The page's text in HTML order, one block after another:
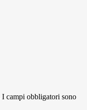
I campi obbligatori sono